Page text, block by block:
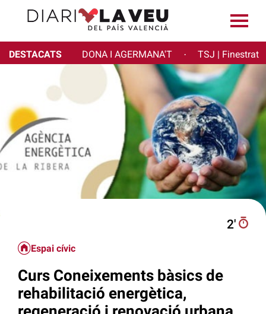
DESTACATS DONA I AGERMANA'T · TSJ | Finestrat
2′
Espai cívic
Curs Coneixements bàsics de
rehabilitació energètica,